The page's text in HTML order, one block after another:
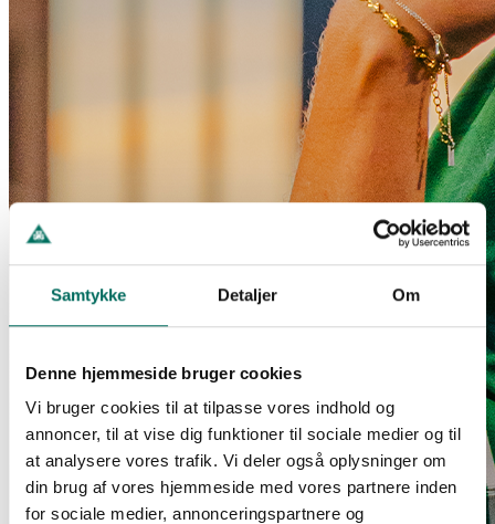
Samtykke Detaljer Om
Denne hjemmeside bruger cookies
Vi bruger cookies til at tilpasse vores indhold og
annoncer, til at vise dig funktioner til sociale medier og til
at analysere vores trafik. Vi deler også oplysninger om
din brug af vores hjemmeside med vores partnere inden
for sociale medier, annonceringspartnere og